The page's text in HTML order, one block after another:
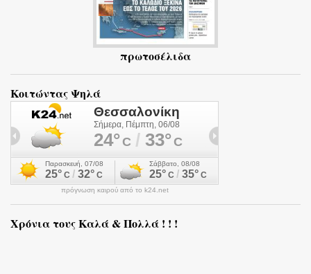
πρωτοσέλιδα
Κοιτώντας Ψηλά
πρόγνωση καιρού από το k24.net
Χρόνια τους Καλά & Πολλά ! ! !